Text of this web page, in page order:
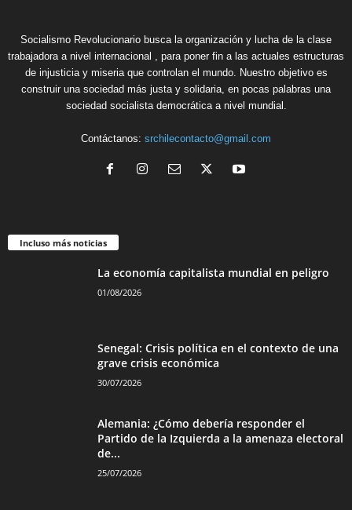
Socialismo Revolucionario busca la organización y lucha de la clase
trabajadora a nivel internacional , para poner fin a las actuales estructuras
de injusticia y miseria que controlan el mundo. Nuestro objetivo es
construir una sociedad más justa y solidaria, en pocas palabras una
sociedad socialista democrática a nivel mundial.
Contáctanos: srchilecontacto@gmail.com
Incluso más noticias
La economía capitalista mundial en peligro
01/08/2026
Senegal: Crisis política en el contexto de una
grave crisis económica
30/07/2026
Alemania: ¿Cómo debería responder el
Partido de la Izquierda a la amenaza electoral
de...
25/07/2026